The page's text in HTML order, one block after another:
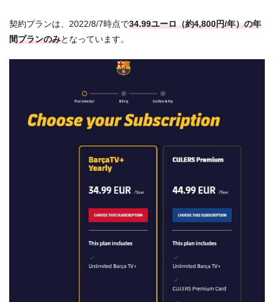
契約プランは、2022/8/7時点で34.99ユーロ（約4,800円/年）の年
間プランのみとなっています。